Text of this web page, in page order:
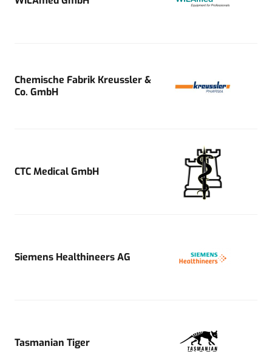
Chemische Fabrik Kreussler &
Co. GmbH
CTC Medical GmbH
Siemens Healthineers AG
Tasmanian Tiger